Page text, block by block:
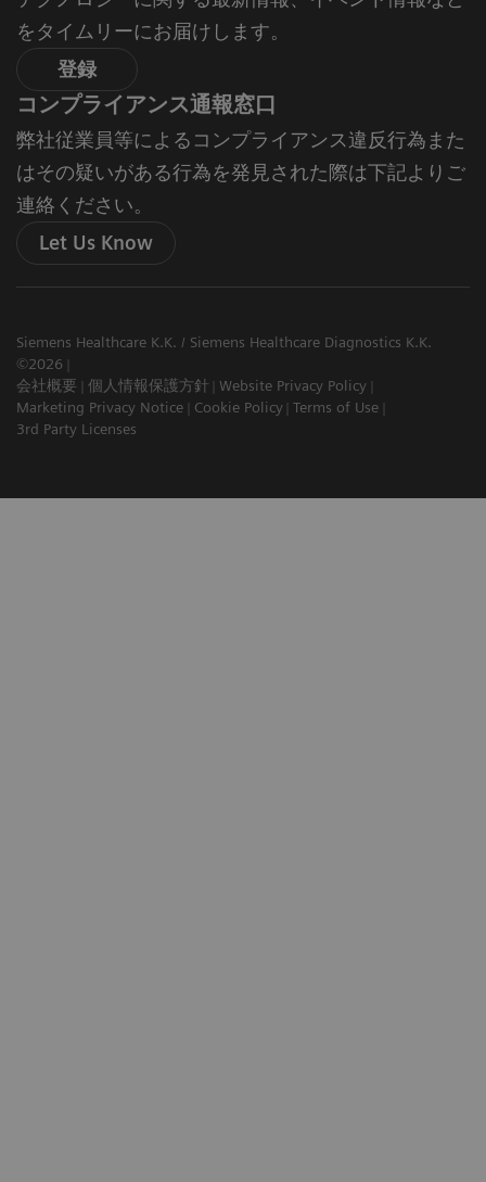
をタイムリーにお届けします。
登録
コンプライアンス通報窓口
弊社従業員等によるコンプライアンス違反行為また
はその疑いがある行為を発見された際は下記よりご
連絡ください。
Let Us Know
Siemens Healthcare K.K. / Siemens Healthcare Diagnostics K.K.
©2026
会社概要
個人情報保護方針
Website Privacy Policy
Marketing Privacy Notice
Cookie Policy Terms of Use
3rd Party Licenses